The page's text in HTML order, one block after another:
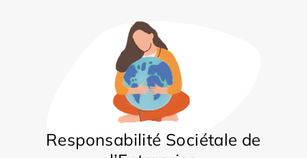
Responsabilité Sociétale de